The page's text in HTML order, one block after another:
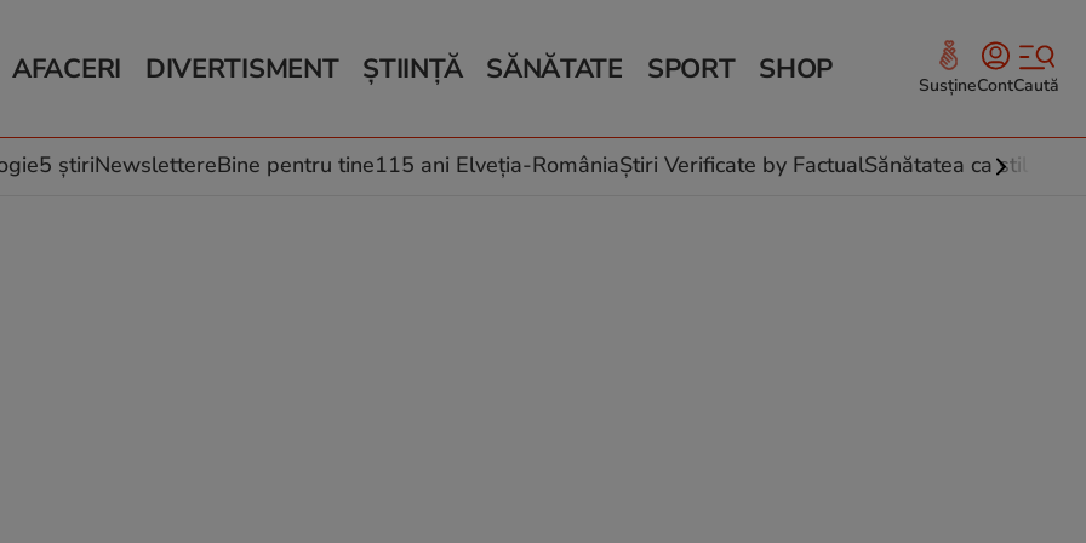
AFACERI
Auto
Locuri de muncă
DIVERTISMENT
Horoscop
Muzică și Filme
ȘTIINȚĂ
Schimbări climatice
SĂNĂTATE
Relații
Rețete culinare
SPORT SHOP SusțineContCaută
5 știriNewslettereBine pentru tine115 ani Elveția-RomâniaȘtiri Verificate by FactualSănătatea ca stil de